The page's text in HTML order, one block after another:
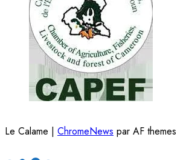
Le Calame | ChromeNews par AF themes